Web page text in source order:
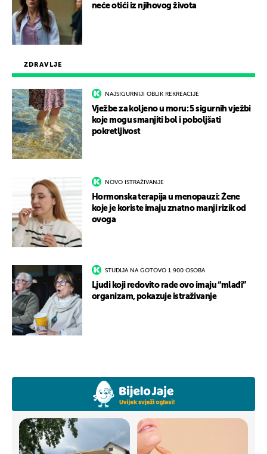
ZDRAVLJE
NAJSIGURNIJI OBLIK REKREACIJE
Vježbe za koljeno u moru: 5 sigurnih vježbi
koje mogu smanjiti bol i poboljšati
pokretljivost
NOVO ISTRAŽIVANJE
Hormonska terapija u menopauzi: Žene
koje je koriste imaju znatno manji rizik od
ovoga
STUDIJA NA GOTOVO 1.900 OSOBA
Ljudi koji redovito rade ovo imaju “mlađi”
organizam, pokazuje istraživanje
neće otići iz njihovog života